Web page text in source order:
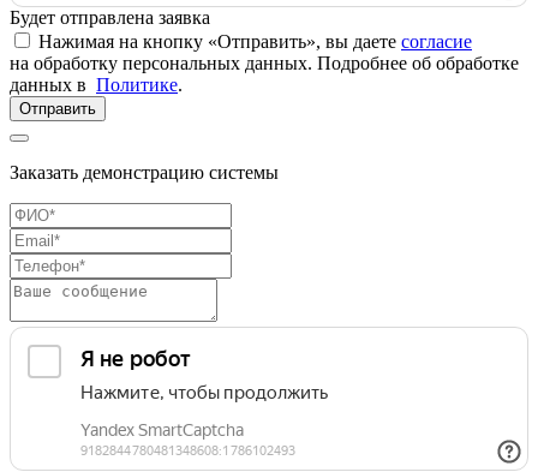
Будет отправлена заявка
Нажимая на кнопку «Отправить», вы даете согласие
на обработку персональных данных. Подробнее об обработке
данных в Политике.
Отправить
Заказать демонстрацию системы